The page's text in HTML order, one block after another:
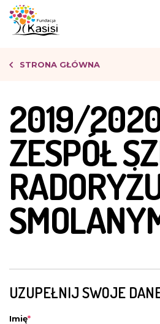
STRONA GŁÓWNA
2019/
ZESPÓŁ
UZUPEŁNIJ SWOJE
Imię*